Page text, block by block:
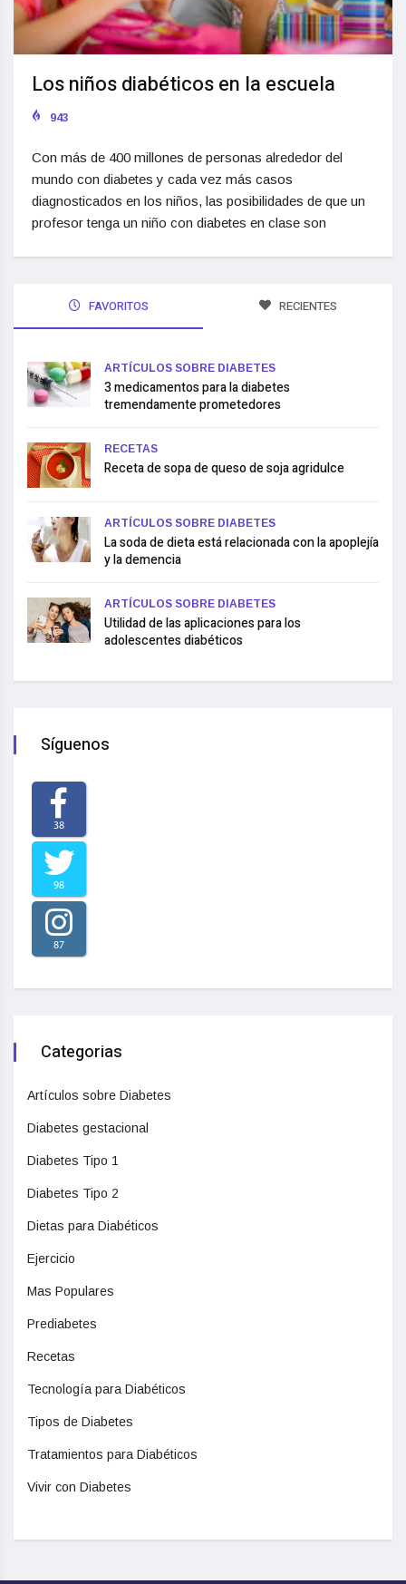
Los niños diabéticos en la escuela
943
Con más de 400 millones de personas alrededor del
mundo con diabetes y cada vez más casos
diagnosticados en los niños, las posibilidades de que un
profesor tenga un niño con diabetes en clase son
FAVORITOS RECIENTES
ARTÍCULOS SOBRE DIABETES
3 medicamentos para la diabetes
tremendamente prometedores
RECETAS
Receta de sopa de queso de soja agridulce
ARTÍCULOS SOBRE DIABETES
La soda de dieta está relacionada con la apoplejía
y la demencia
ARTÍCULOS SOBRE DIABETES
Utilidad de las aplicaciones para los
adolescentes diabéticos
Síguenos
38
98
87
Categorias
Artículos sobre Diabetes
Diabetes gestacional
Diabetes Tipo 1
Diabetes Tipo 2
Dietas para Diabéticos
Ejercicio
Mas Populares
Prediabetes
Recetas
Tecnología para Diabéticos
Tipos de Diabetes
Tratamientos para Diabéticos
Vivir con Diabetes